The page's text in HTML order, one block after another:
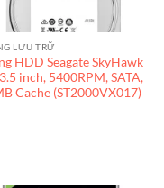
LƯU TRỮ
HDD Seagate SkyHawk
inch, 5400RPM, SATA,
Cache (ST2000VX017)